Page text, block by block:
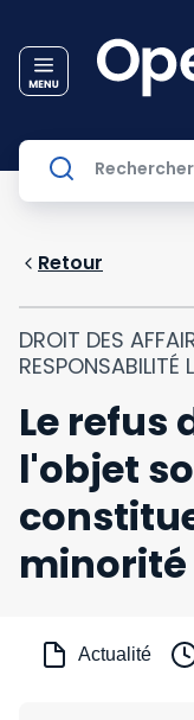
Retour
DROIT DES
RESPONSABILITÉ
Le refus
l'objet
minorité
Actualité